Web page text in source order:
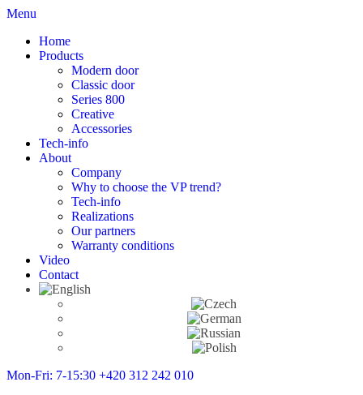
Menu
Home
Products
Modern door
Classic door
Series 800
Creative
Accessories
Tech-info
About
Company
Why to choose the VP trend?
Tech-info
Realizations
Our partners
Warranty conditions
Video
Contact
Mon-Fri: 7-15:30 +420 312 242 010